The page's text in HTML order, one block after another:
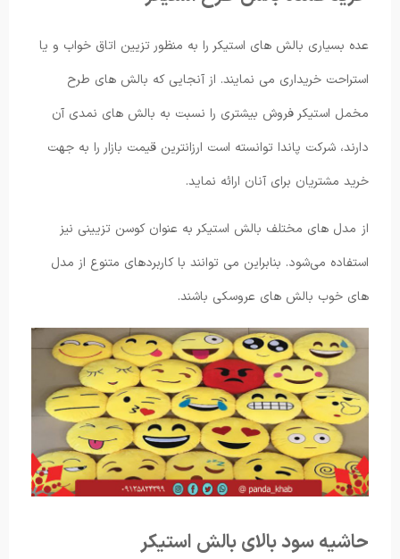
عده بسیاری بالش های استیکر را به منظور تزیین اتاق خواب و یا
استراحت خریداری می نمایند. از آنجایی که بالش های طرح
مخمل استیکر فروش بیشتری را نسبت به بالش های نمدی آن
دارند، شرکت پاندا توانسته است ارزانترین قیمت بازار را به جهت
خرید مشتریان برای آنان ارائه نماید.
از مدل های مختلف بالش استیکر به عنوان کوسن تزیینی نیز
استفاده می‌شود. بنابراین می ‌توانند با کاربردهای متنوع از مدل
های خوب بالش های عروسکی باشند.
حاشیه سود بالای بالش استیکر